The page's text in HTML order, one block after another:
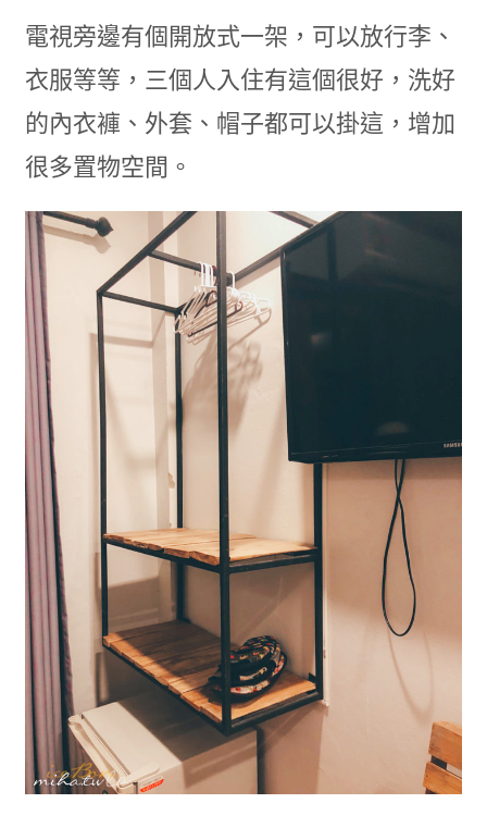
電視旁邊有個開放式一架，可以放行李、
衣服等等，三個人入住有這個很好，洗好
的內衣褲、外套、帽子都可以掛這，增加
很多置物空間。